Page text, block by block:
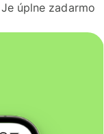
úplne zadarmo